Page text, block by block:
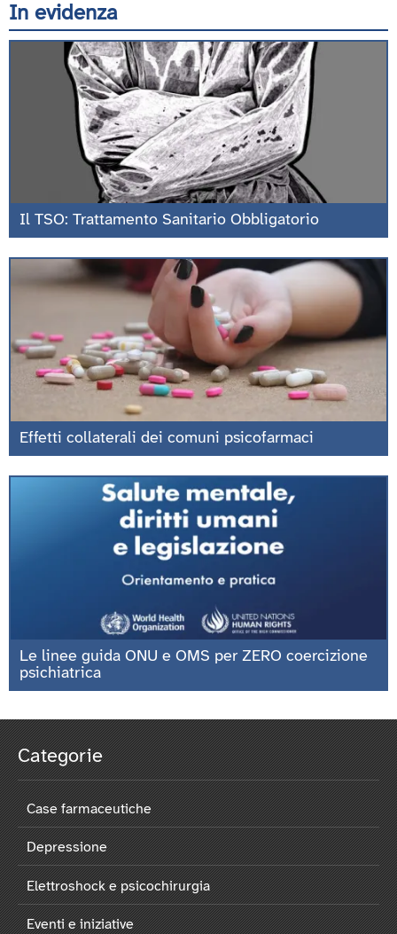
In evidenza
Il TSO: Trattamento Sanitario Obbligatorio
Effetti collaterali dei comuni psicofarmaci
Le linee guida ONU e OMS per ZERO coercizione
psichiatrica
Categorie
Case farmaceutiche
Depressione
Elettroshock e psicochirurgia
Eventi e iniziative